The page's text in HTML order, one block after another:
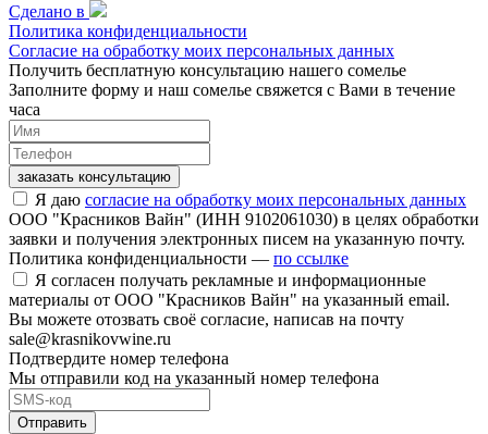
Сделано в
Политика конфиденциальности
Согласие на обработку моих персональных данных
Получить бесплатную консультацию нашего сомелье
Заполните форму и наш сомелье свяжется с Вами в течение
часа
заказать консультацию
Я даю согласие на обработку моих персональных данных
ООО "Красников Вайн" (ИНН 9102061030) в целях обработки
заявки и получения электронных писем на указанную почту.
Политика конфиденциальности — по ссылке
Я согласен получать рекламные и информационные
материалы от ООО "Красников Вайн" на указанный email.
Вы можете отозвать своё согласие, написав на почту
sale@krasnikovwine.ru
Подтвердите номер телефона
Мы отправили код на указанный номер телефона
Отправить